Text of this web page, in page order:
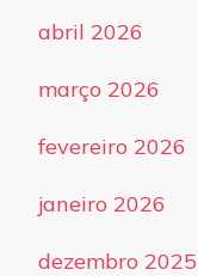
abril 2026
março 2026
fevereiro 2026
janeiro 2026
dezembro 2025